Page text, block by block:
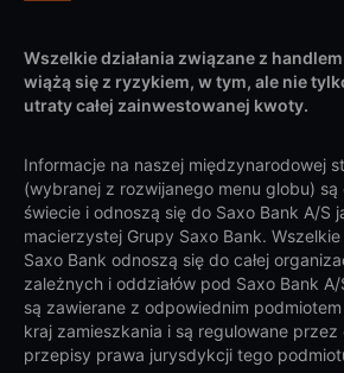
Wszelkie działania związane z
wiążą się z ryzykiem, w tym, ale nie
utraty całej zainwestowanej kwoty.
Informacje na naszej międzynarodowej
(wybranej z rozwijanego menu globu) są
świecie i odnoszą się do Saxo Bank A/S
macierzystej Grupy Saxo Bank.
Saxo Bank odnoszą się do całej
zależnych i oddziałów pod Saxo Bank
są zawierane z odpowiednim
kraj zamieszkania i są regulowane
przepisy prawa jurysdykcji tego